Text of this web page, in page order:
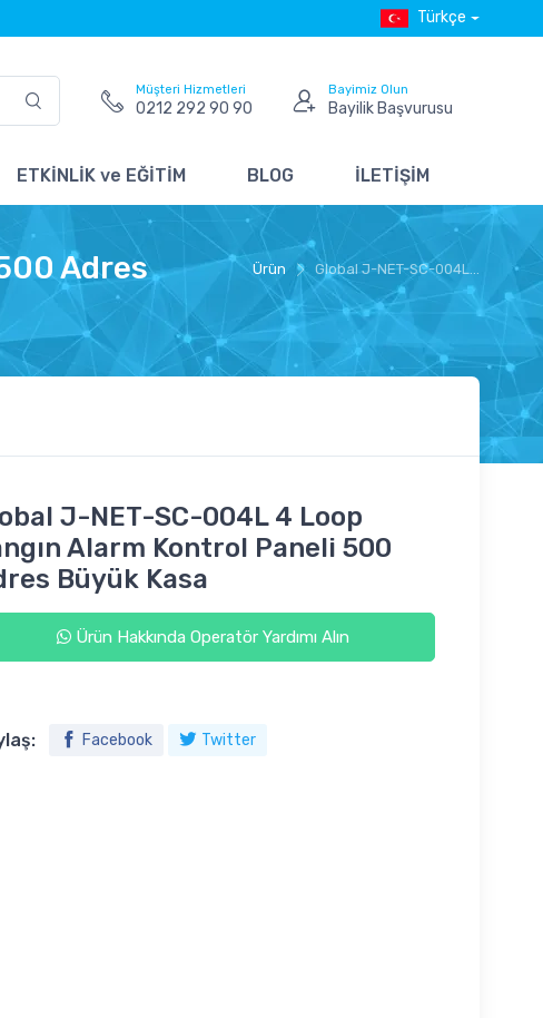
Türkçe
Müşteri Hizmetleri
0212 292 90 90
Bayimiz Olun
Bayilik Başvurusu
ETKİNLİK ve EĞİTİM BLOG İLETİŞİM
Ürün Global J-NET-SC-004L...
Adres
J-NET-SC-004L 4 Loop
Alarm Kontrol Paneli 500
Büyük Kasa
Ürün Hakkında Operatör Yardımı Alın
Facebook Twitter